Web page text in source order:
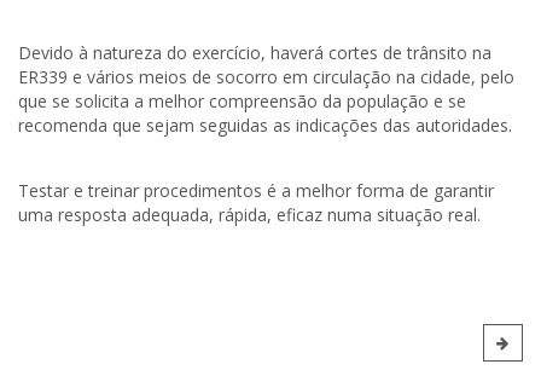
Devido à natureza do exercício, haverá cortes de trânsito na
ER339 e vários meios de socorro em circulação na cidade, pelo
que se solicita a melhor compreensão da população e se
recomenda que sejam seguidas as indicações das autoridades.
Testar e treinar procedimentos é a melhor forma de garantir
uma resposta adequada, rápida, eficaz numa situação real.